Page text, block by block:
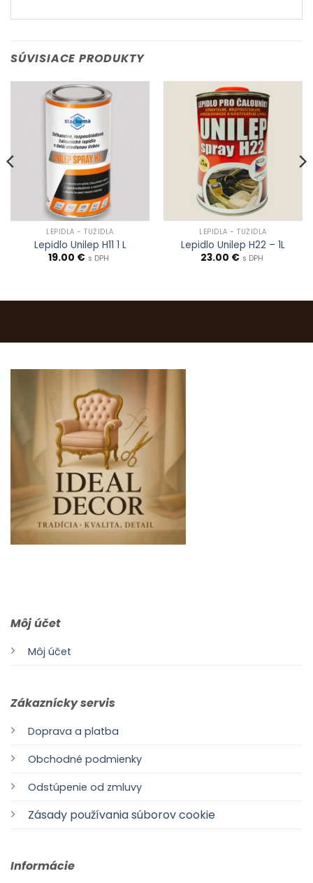
SÚVISIACE PRODUKTY
LEPIDLÁ - TUŽIDLÁ
Lepidlo Unilep H11 1 L
19.00 € s DPH
LEPIDLÁ - TUŽIDLÁ
Lepidlo Unilep H22 – 1L
23.00 € s DPH
Môj účet
Môj účet
Zákaznícky servis
Doprava a platba
Obchodné podmienky
Odstúpenie od zmluvy
Zásady používania súborov cookie
Informácie